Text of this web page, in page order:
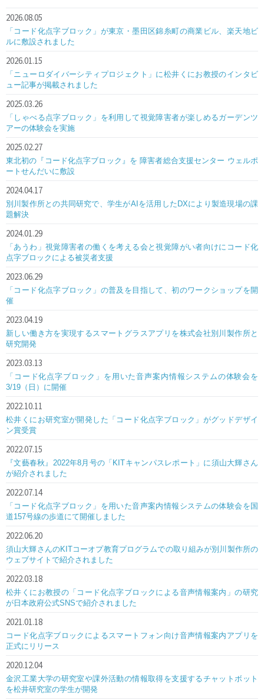
2026.08.05
「コード化点字ブロック」が東京・墨田区錦糸町の商業ビル、楽天地ビ
ルに敷設されました
2026.01.15
「ニューロダイバーシティプロジェクト」に松井くにお教授のインタビ
ュー記事が掲載されました
2025.03.26
「しゃべる点字ブロック」を利用して視覚障害者が楽しめるガーデンツ
アーの体験会を実施
2025.02.27
東北初の『コード化点字ブロック』を 障害者総合支援センター ウェルポ
ートせんだいに敷設
2024.04.17
別川製作所との共同研究で、学生がAIを活用したDXにより製造現場の課
題解決
2024.01.29
「あうわ」視覚障害者の働くを考える会と視覚障がい者向けにコード化
点字ブロックによる被災者支援
2023.06.29
「コード化点字ブロック」の普及を目指して、初のワークショップを開
催
2023.04.19
新しい働き方を実現するスマートグラスアプリを株式会社別川製作所と
研究開発
2023.03.13
「コード化点字ブロック」を用いた音声案内情報システムの体験会を
3/19（日）に開催
2022.10.11
松井くにお研究室が開発した「コード化点字ブロック」がグッドデザイ
ン賞受賞
2022.07.15
『文藝春秋』2022年8月号の「KITキャンパスレポート」に須山大輝さん
が紹介されました
2022.07.14
「コード化点字ブロック」を用いた音声案内情報システムの体験会を国
道157号線の歩道にて開催しました
2022.06.20
須山大輝さんのKITコーオプ教育プログラムでの取り組みが別川製作所の
ウェブサイトで紹介されました
2022.03.18
松井くにお教授の「コード化点字ブロックによる音声情報案内」の研究
が日本政府公式SNSで紹介されました
2021.01.18
コード化点字ブロックによるスマートフォン向け音声情報案内アプリを
正式にリリース
2020.12.04
金沢工業大学の研究室や課外活動の情報取得を支援するチャットボット
を松井研究室の学生が開発